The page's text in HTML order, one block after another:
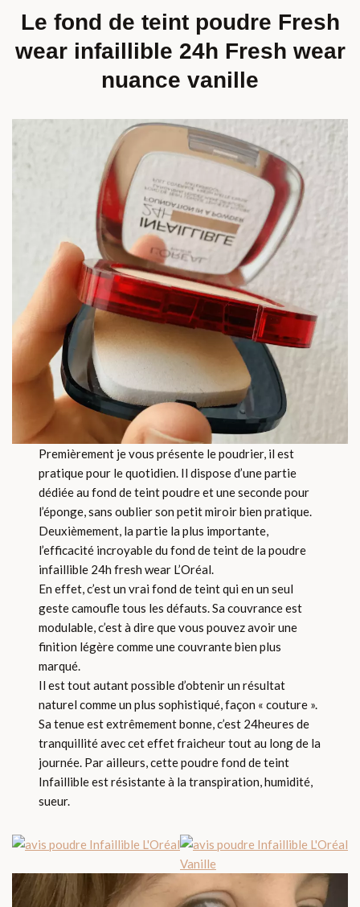
Le fond de teint poudre Fresh
wear infaillible 24h Fresh wear
nuance vanille
Premièrement je vous présente le poudrier, il est
pratique pour le quotidien. Il dispose d’une partie
dédiée au fond de teint poudre et une seconde pour
l’éponge, sans oublier son petit miroir bien pratique.
Deuxièmement, la partie la plus importante,
l’efficacité incroyable du fond de teint de la poudre
infaillible 24h fresh wear L’Oréal.
En effet, c’est un vrai fond de teint qui en un seul
geste camoufle tous les défauts. Sa couvrance est
modulable, c’est à dire que vous pouvez avoir une
finition légère comme une couvrante bien plus
marqué.
Il est tout autant possible d’obtenir un résultat
naturel comme un plus sophistiqué, façon « couture ».
Sa tenue est extrêmement bonne, c’est 24heures de
tranquillité avec cet effet fraicheur tout au long de la
journée. Par ailleurs, cette poudre fond de teint
Infaillible est résistante à la transpiration, humidité,
sueur.